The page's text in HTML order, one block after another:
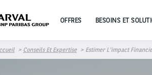
OFFRES BESOINS ET
Conseils Et Expertise Estimer L'impact